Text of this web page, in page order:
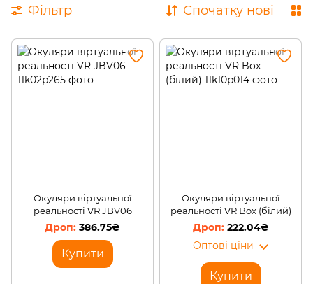
Фільтр Спочатку нові
Окуляри віртуальної
реальності VR JBV06
386.75₴
Купити
Окуляри віртуальної
реальності VR Box (білий)
222.04₴
Оптові ціни
Купити